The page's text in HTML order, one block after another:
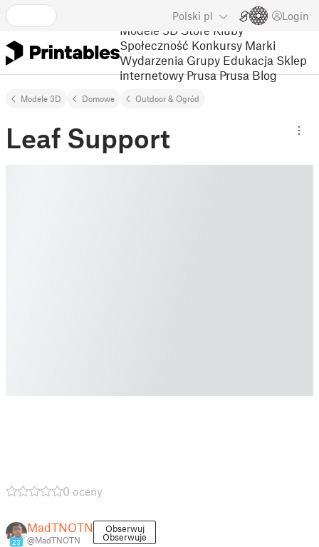
Polski pl Login
Modele 3D Store Kluby
Społeczność Konkursy Marki
Wydarzenia Grupy Edukacja Sklep
internetowy Prusa Prusa Blog
Modele 3D Domowe Outdoor & Ogród
Leaf Support
0 oceny
23
MadTNOTN
@MadTNOTN
Obserwuj
Obserwuje